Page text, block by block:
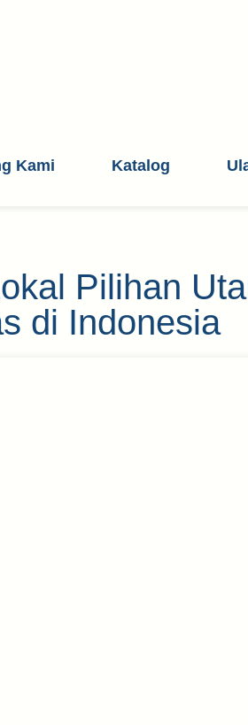
Kami Katalog
Pilihan
di Indonesia